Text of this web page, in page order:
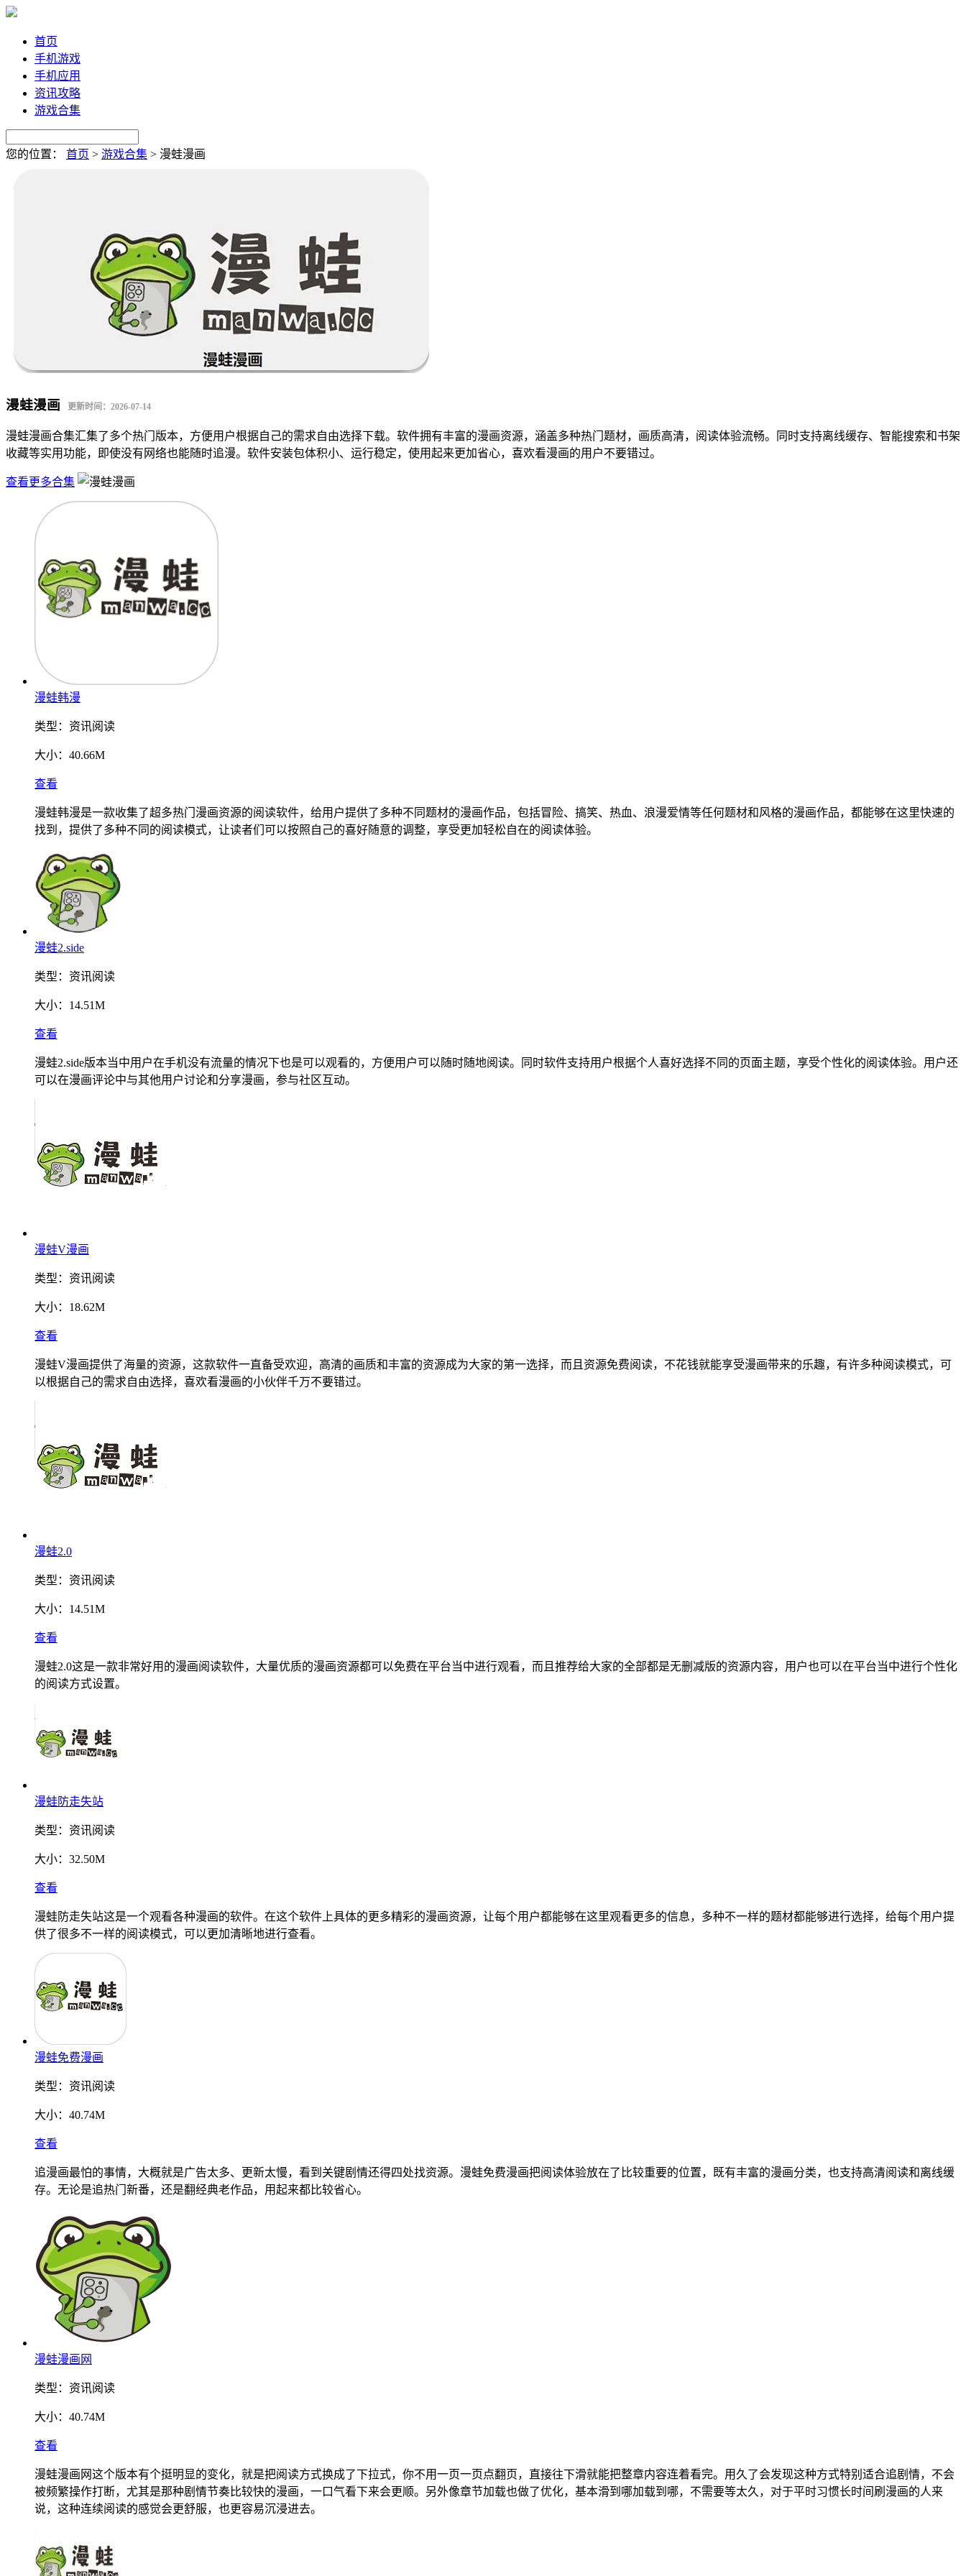
首页
手机游戏
手机应用
资讯攻略
游戏合集
您的位置： 首页 > 游戏合集 > 漫蛙漫画
漫蛙漫画 更新时间：2026-07-14
漫蛙漫画合集汇集了多个热门版本，方便用户根据自己的需求自由选择下载。软件拥有丰富的漫画资源，涵盖多种热门题材，画质高清，阅读体验流畅。同时支持离线缓存、智能搜索和书架
收藏等实用功能，即使没有网络也能随时追漫。软件安装包体积小、运行稳定，使用起来更加省心，喜欢看漫画的用户不要错过。
查看更多合集
漫蛙韩漫
类型： 资讯阅读
大小： 40.66M
查看
漫蛙韩漫是一款收集了超多热门漫画资源的阅读软件，给用户提供了多种不同题材的漫画作品，包括冒险、搞笑、热血、浪漫爱情等任何题材和风格的漫画作品，都能够在这里快速的
找到，提供了多种不同的阅读模式，让读者们可以按照自己的喜好随意的调整，享受更加轻松自在的阅读体验。
漫蛙2.side
类型： 资讯阅读
大小： 14.51M
查看
漫蛙2.side版本当中用户在手机没有流量的情况下也是可以观看的，方便用户可以随时随地阅读。同时软件支持用户根据个人喜好选择不同的页面主题，享受个性化的阅读体验。用户还
可以在漫画评论中与其他用户讨论和分享漫画，参与社区互动。
漫蛙V漫画
类型： 资讯阅读
大小： 18.62M
查看
漫蛙V漫画提供了海量的资源，这款软件一直备受欢迎，高清的画质和丰富的资源成为大家的第一选择，而且资源免费阅读，不花钱就能享受漫画带来的乐趣，有许多种阅读模式，可
以根据自己的需求自由选择，喜欢看漫画的小伙伴千万不要错过。
漫蛙2.0
类型： 资讯阅读
大小： 14.51M
查看
漫蛙2.0这是一款非常好用的漫画阅读软件，大量优质的漫画资源都可以免费在平台当中进行观看，而且推荐给大家的全部都是无删减版的资源内容，用户也可以在平台当中进行个性化
的阅读方式设置。
漫蛙防走失站
类型： 资讯阅读
大小： 32.50M
查看
漫蛙防走失站这是一个观看各种漫画的软件。在这个软件上具体的更多精彩的漫画资源，让每个用户都能够在这里观看更多的信息，多种不一样的题材都能够进行选择，给每个用户提
供了很多不一样的阅读模式，可以更加清晰地进行查看。
漫蛙免费漫画
类型： 资讯阅读
大小： 40.74M
查看
追漫画最怕的事情，大概就是广告太多、更新太慢，看到关键剧情还得四处找资源。漫蛙免费漫画把阅读体验放在了比较重要的位置，既有丰富的漫画分类，也支持高清阅读和离线缓
存。无论是追热门新番，还是翻经典老作品，用起来都比较省心。
漫蛙漫画网
类型： 资讯阅读
大小： 40.74M
查看
漫蛙漫画网这个版本有个挺明显的变化，就是把阅读方式换成了下拉式，你不用一页一页点翻页，直接往下滑就能把整章内容连着看完。用久了会发现这种方式特别适合追剧情，不会
被频繁操作打断，尤其是那种剧情节奏比较快的漫画，一口气看下来会更顺。另外像章节加载也做了优化，基本滑到哪加载到哪，不需要等太久，对于平时习惯长时间刷漫画的人来
说，这种连续阅读的感觉会更舒服，也更容易沉浸进去。